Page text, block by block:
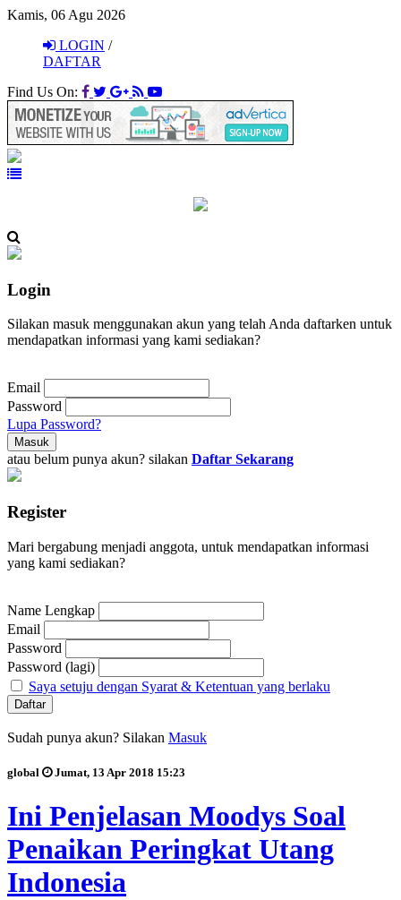
Kamis, 06 Agu 2026
LOGIN /
DAFTAR
Find Us On:
Login
Silakan masuk menggunakan akun yang telah Anda daftarken untuk
mendapatkan informasi yang kami sediakan?
Email
Password
Lupa Password?
atau belum punya akun? silakan Daftar Sekarang
Register
Mari bergabung menjadi anggota, untuk mendapatkan informasi
yang kami sediakan?
Name Lengkap
Email
Password
Password (lagi)
Saya setuju dengan Syarat & Ketentuan yang berlaku
Sudah punya akun? Silakan Masuk
global Jumat, 13 Apr 2018 15:23
Ini Penjelasan Moodys Soal
Penaikan Peringkat Utang
Indonesia